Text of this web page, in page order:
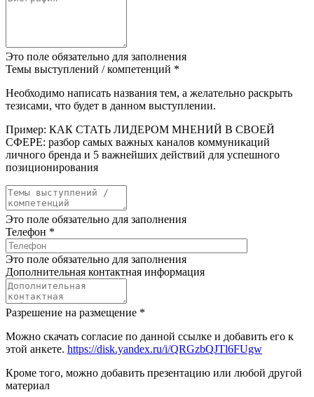
Это поле обязательно для заполнения
Темы выступлений / компетенций *
Необходимо написать названия тем, а желательно раскрыть
тезисами, что будет в данном выступлении.
Пример: КАК СТАТЬ ЛИДЕРОМ МНЕНИЙ В СВОЕЙ
СФЕРЕ: разбор самых важных каналов коммуникаций
личного бренда и 5 важнейших действий для успешного
позиционирования
Это поле обязательно для заполнения
Телефон *
Это поле обязательно для заполнения
Дополнительная контактная информация
Разрешение на размещение *
Можно скачать согласие по данной ссылке и добавить его к
этой анкете. https://disk.yandex.ru/i/QRGzbQJTl6FUgw
Кроме того, можно добавить презентацию или любой другой
материал